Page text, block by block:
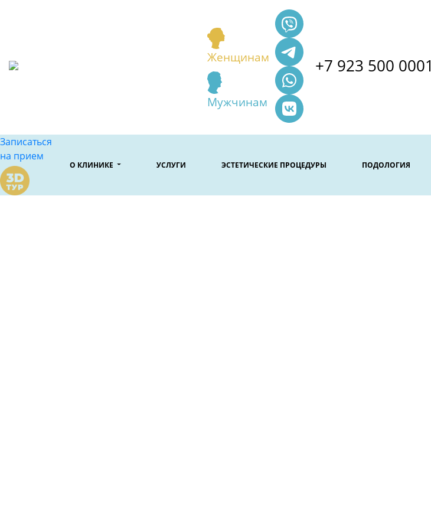
Женщинам
Мужчинам
+7 923 500 0001
Записаться
на прием
О КЛИНИКЕ УСЛУГИ ЭСТЕТИЧЕСКИЕ ПРОЦЕДУРЫ ПОДОЛОГИЯ